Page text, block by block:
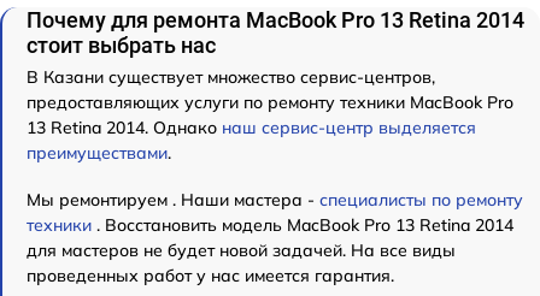
Почему для ремонта MacBook Pro 13 Retina 2014
стоит выбрать нас
В Казани существует множество сервис-центров,
предоставляющих услуги по ремонту техники MacBook Pro
13 Retina 2014. Однако наш сервис-центр выделяется
преимуществами.
Мы ремонтируем . Наши мастера - специалисты по ремонту
техники . Восстановить модель MacBook Pro 13 Retina 2014
для мастеров не будет новой задачей. На все виды
проведенных работ у нас имеется гарантия.